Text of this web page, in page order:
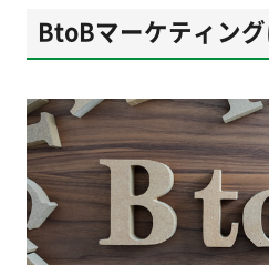
BtoBマーケティン